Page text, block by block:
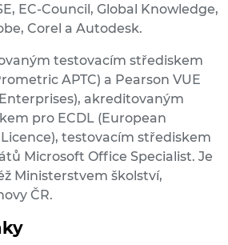
EC-Council, Global Knowledge,
Corel a Autodesk.
testovacím střediskem
APTC) a Pearson VUE
akreditovaným
pro ECDL (European
testovacím střediskem
Microsoft Office Specialist. Je
Ministerstvem školství,
ČR.